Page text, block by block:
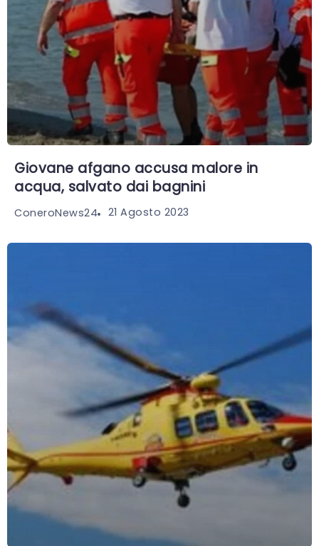
Giovane afgano accusa malore in
acqua, salvato dai bagnini
ConeroNews24 21 Agosto 2023